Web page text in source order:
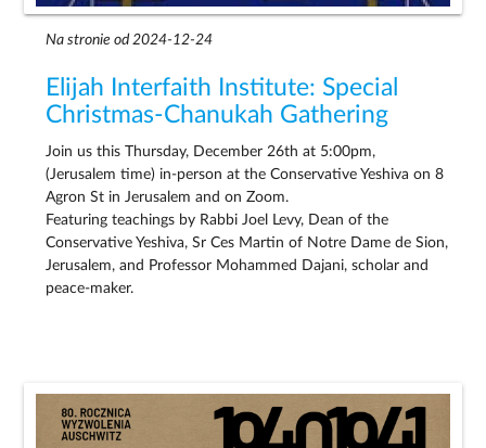
Na stronie od 2024-12-24
Elijah Interfaith Institute: Special
Christmas-Chanukah Gathering
Join us this Thursday, December 26th at 5:00pm,
(Jerusalem time) in-person at the Conservative Yeshiva on 8
Agron St in Jerusalem and on Zoom.
Featuring teachings by Rabbi Joel Levy, Dean of the
Conservative Yeshiva, Sr Ces Martin of Notre Dame de Sion,
Jerusalem, and Professor Mohammed Dajani, scholar and
peace-maker.